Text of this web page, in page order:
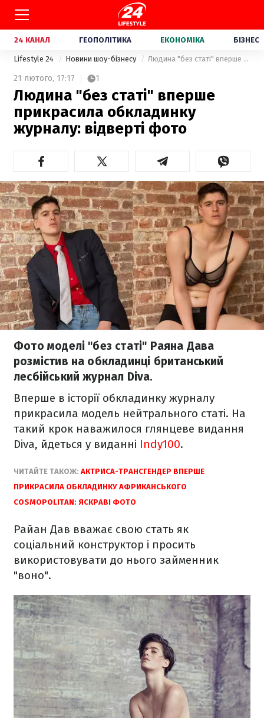
24 КАНАЛ ГЕОПОЛІТИКА ЕКОНОМІКА БІЗНЕС
Lifestyle 24 Новини шоу-бізнесу Людина "без статі" вперше прикрасила обкладинку журналу: відверті фото
21 лютого, 17:17 1
Людина "без статі" вперше
прикрасила обкладинку
журналу: відверті фото
Фото моделі "без статі" Раяна Дава
розмістив на обкладинці британський
лесбійський журнал Diva.
Вперше в історії обкладинку журналу
прикрасила модель нейтрального статі. На
такий крок наважилося глянцеве видання
Diva, йдеться у виданні Indy100.
ЧИТАЙТЕ ТАКОЖ: АКТРИСА-ТРАНСГЕНДЕР ВПЕРШЕ
ПРИКРАСИЛА ОБКЛАДИНКУ АФРИКАНСЬКОГО
COSMOPOLITAN: ЯСКРАВІ ФОТО
Райан Дав вважає свою стать як
соціальний конструктор і просить
використовувати до нього займенник
"воно".